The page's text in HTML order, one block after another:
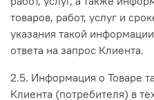
товаров, работ, услуг и
указания такой
ответа на запрос Клиента.
2.5. Информация о Товаре
Клиента (потребителя) в